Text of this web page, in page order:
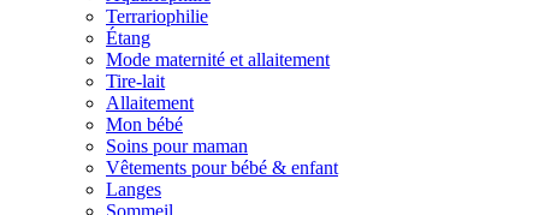
Terrariophilie
Étang
Mode maternité et allaitement
Tire-lait
Allaitement
Mon bébé
Soins pour maman
Vêtements pour bébé & enfant
Langes
Sommeil